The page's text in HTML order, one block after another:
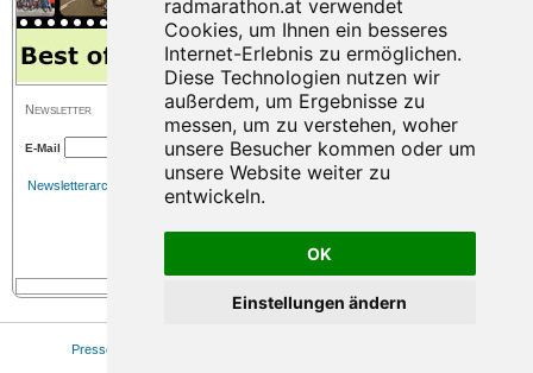
OK
Einstellungen ändern
Newsletter
E-Mail
Newsletterarchiv
Presse